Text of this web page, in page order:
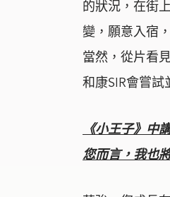
的狀況，在街
變，願意入宿
當然，從片看
和康SIR會嘗
《小王子》中
您而言，我也